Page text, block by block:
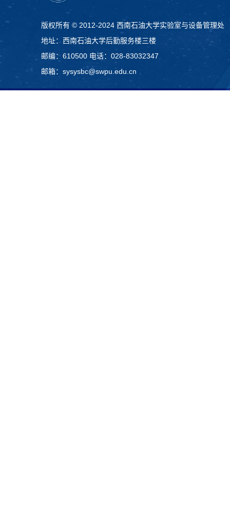
版权所有 © 2012-2024 西南石油大学实验室与设备管理处
地址：西南石油大学后勤服务楼三楼
邮编：610500 电话：028-83032347
邮箱：sysysbc@swpu.edu.cn